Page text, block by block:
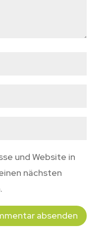
und Website in
nächsten